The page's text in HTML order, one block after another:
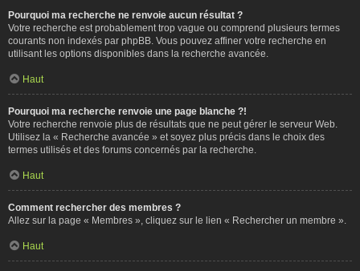
Pourquoi ma recherche ne renvoie aucun résultat ?
Votre recherche est probablement trop vague ou comprend plusieurs termes
courants non indexés par phpBB. Vous pouvez affiner votre recherche en
utilisant les options disponibles dans la recherche avancée.
Haut
Pourquoi ma recherche renvoie une page blanche ?!
Votre recherche renvoie plus de résultats que ne peut gérer le serveur Web.
Utilisez la « Recherche avancée » et soyez plus précis dans le choix des
termes utilisés et des forums concernés par la recherche.
Haut
Comment rechercher des membres ?
Allez sur la page « Membres », cliquez sur le lien « Rechercher un membre ».
Haut